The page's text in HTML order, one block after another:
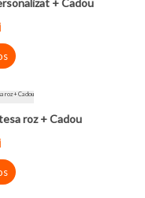
+ Cadou
roz + Cadou